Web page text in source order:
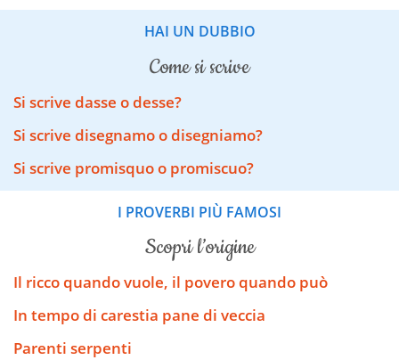
HAI UN DUBBIO
come si scrive
Si scrive dasse o desse?
Si scrive disegnamo o disegniamo?
Si scrive promisquo o promiscuo?
I PROVERBI PIÙ FAMOSI
scopri l’origine
Il ricco quando vuole, il povero quando può
In tempo di carestia pane di veccia
Parenti serpenti